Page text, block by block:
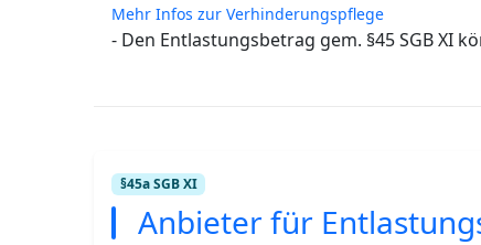
Mehr Infos zur Verhinderungspflege
- Den Entlastungsbetrag gem. §45 SGB XI
§45a SGB XI
Anbieter für